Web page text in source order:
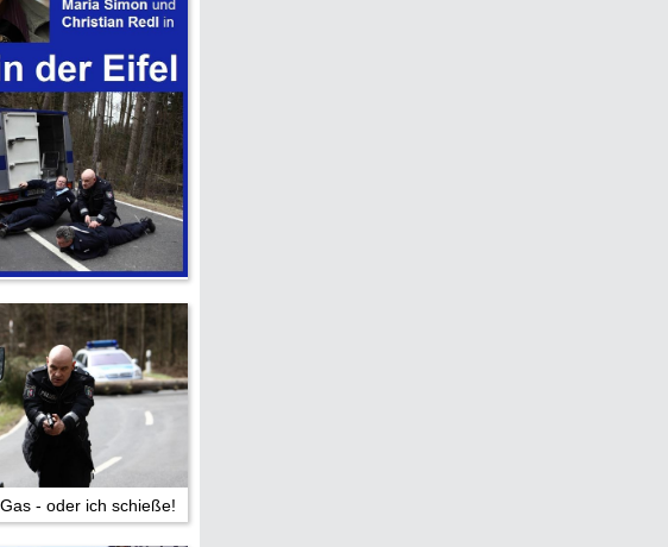
TV & Kino
Die Stars:
Wer hat wo gedreht?
Mediathek
Impressum
Datenschutz
- oder ich schieße!